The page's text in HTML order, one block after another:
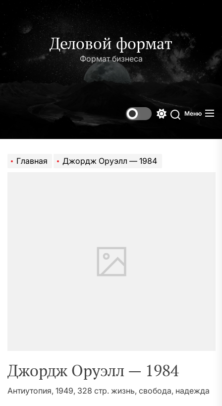
содержимому
Деловой формат
Формат бизнеса
Поиск
Меню
Главная Джордж Оруэлл — 1984
Джордж Оруэлл — 1984
Антиутопия, 1949, 328 стр. жизнь, свобода, надежда